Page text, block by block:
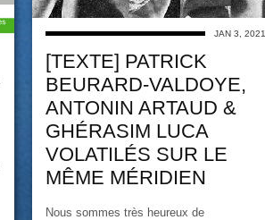
JAN 3, 2021
[TEXTE] PATRICK
BEURARD-VALDOYE,
ANTONIN ARTAUD &
GHÉRASIM LUCA
VOLATILÉS SUR LE
MÊME MÉRIDIEN
Nous sommes très heureux de